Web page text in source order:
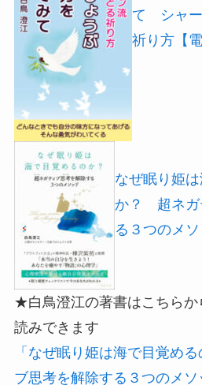
て シャー
祈り方【
なぜ眠り姫
か？ 超ネガ
る３つのメソ
★白鳥澄江の著書はこちらか
読みできます
「なぜ眠り姫は海で目覚め
ブ思考を解除する３つのメソ